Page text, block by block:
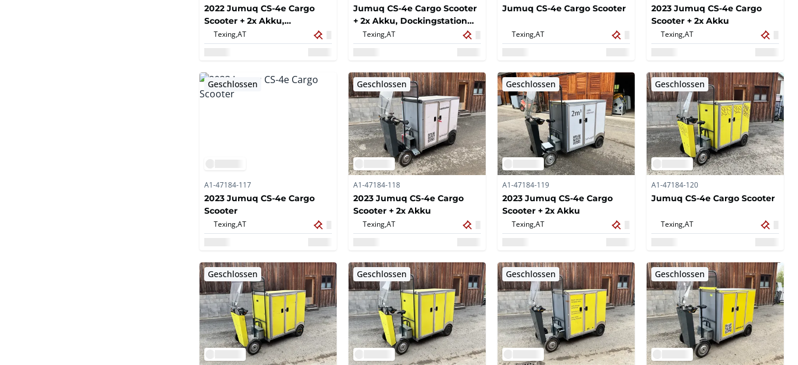
2022 Jumuq CS-4e Cargo
Scooter + 2x Akku,
Dockingstation und
Ladegerät;
Texing,AT
Jumuq CS-4e Cargo Scooter
+ 2x Akku, Dockingstation
und Ladegerät;
Texing,AT
Jumuq CS-4e Cargo Scooter
Texing,AT
2023 Jumuq CS-4e Cargo
Scooter + 2x Akku
Texing,AT
Geschlossen
A1-47184-117
2023 Jumuq CS-4e Cargo
Scooter
Texing,AT
Geschlossen
A1-47184-118
2023 Jumuq CS-4e Cargo
Scooter + 2x Akku
Texing,AT
Geschlossen
A1-47184-119
2023 Jumuq CS-4e Cargo
Scooter + 2x Akku
Texing,AT
Geschlossen
A1-47184-120
Jumuq CS-4e Cargo Scooter
Texing,AT
Geschlossen Geschlossen Geschlossen Geschlossen